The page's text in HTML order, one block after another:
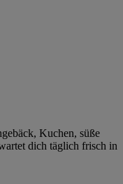
Kuchen, süße
dich täglich frisch in